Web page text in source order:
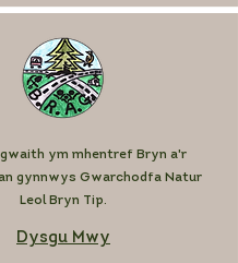
ym mhentref Bryn a'r
gynnwys Gwarchodfa Natur
Leol Bryn Tip.
Dysgu Mwy